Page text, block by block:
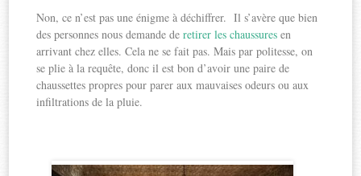
Non, ce n’est pas une énigme à déchiffrer. Il s’avère que bien
des personnes nous demande deretirer les chaussuresen
arrivant chez elles. Cela ne se fait pas. Mais par politesse, on
se plie à la requête, donc il est bon d’avoir une paire de
chaussettes propres pour parer aux mauvaises odeurs ou aux
infiltrations de la pluie.